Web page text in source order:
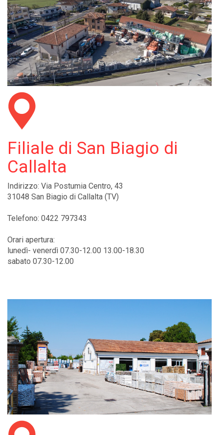
Filiale di San Biagio di
Callalta
Indirizzo: Via Postumia Centro, 43
31048 San Biagio di Callalta (TV)
Telefono: 0422 797343
Orari apertura:
lunedì- venerdì 07.30-12.00 13.00-18.30
sabato 07.30-12.00